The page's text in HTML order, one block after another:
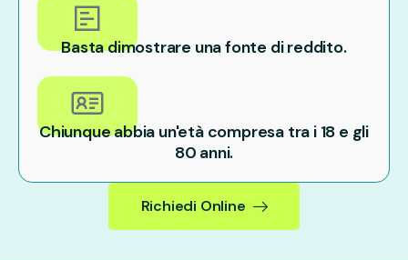
Basta dimostrare una fonte di reddito.
Chiunque abbia un'età compresa tra i 18 e gli
80 anni.
Richiedi Online